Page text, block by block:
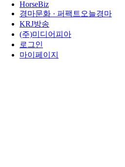
HorseBiz
경마문화 · 퍼팩트오늘경마
KRJ방송
(주)미디어피아
로그인
마이페이지